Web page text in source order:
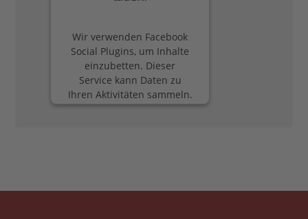
Wir verwenden Facebook
Social Plugins, um Inhalte
einzubetten. Dieser
Service kann Daten zu
Ihren Aktivitäten sammeln.
Bitte lesen Sie die Details
Mehr Informationen